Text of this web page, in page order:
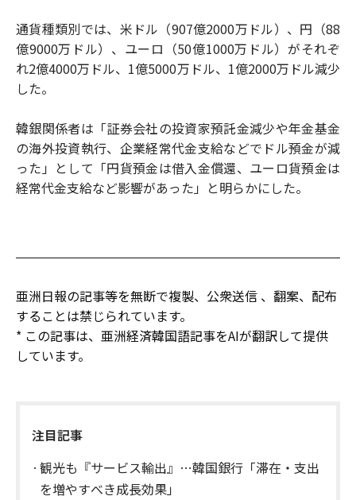
通貨種類別では、米ドル（907億2000万ドル）、円（88
億9000万ドル）、ユーロ（50億1000万ドル）がそれぞ
れ2億4000万ドル、1億5000万ドル、1億2000万ドル減少
した。
韓銀関係者は「証券会社の投資家預託金減少や年金基金
の海外投資執行、企業経常代金支給などでドル預金が減
った」として「円貨預金は借入金償還、ユーロ貨預金は
経常代金支給など影響があった」と明らかにした。
亜洲日報の記事等を無断で複製、公衆送信 、翻案、配布
することは禁じられています。
* この記事は、亜洲経済韓国語記事をAIが翻訳して提供
しています。
注目記事
観光も『サービス輸出』…韓国銀行「滞在・支出
を増やすべき成長効果」